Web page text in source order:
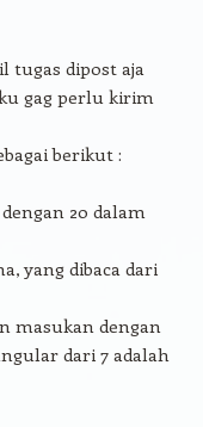
tugas dipost aja
gag perlu kirim
berikut :
20 dalam
yang dibaca dari
masukan dengan
dari 7 adalah